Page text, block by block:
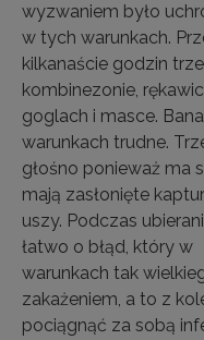
wyzwaniem było
w tych warunkach.
kilkanaście godzin
kombinezonie,
goglach i masce.
warunkach trudne.
głośno ponieważ ma
mają zasłonięte
uszy. Podczas
łatwo o błąd, który w
warunkach tak
zakażeniem, a to z
pociągnąć za sobą